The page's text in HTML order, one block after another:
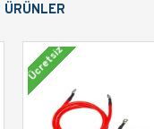
kargoya verilir.
Ücretsiz